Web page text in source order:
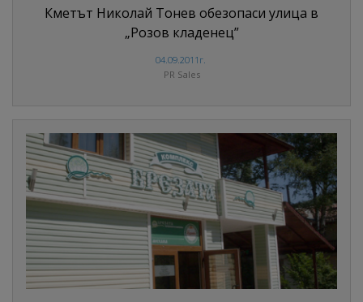
Кметът Николай Тонев обезопаси улица в
„Розов кладенец”
04.09.2011г.
PR Sales